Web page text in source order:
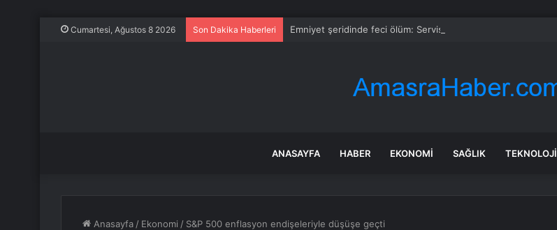
Cumartesi, Ağustos 8 2026 Son Dakika Haberleri Emniyet şeridinde feci ölüm: Servis şoförüne midibüs çarptı
ANASAYFA HABER EKONOMI SAĞLIK TEKNOLOJI
Anasayfa / Ekonomi / S&P 500 enflasyon endişeleriyle düşüşe geçti